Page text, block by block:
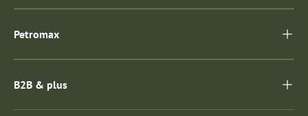
Petromax
B2B & plus